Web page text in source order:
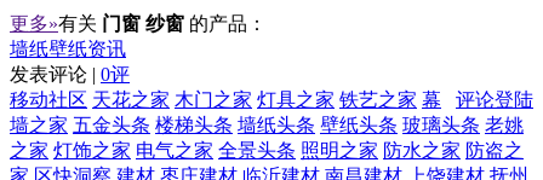
更多»有关 门窗 纱窗 的产品：
墙纸壁纸资讯
发表评论 | 0评
评论登陆
移动社区 天花之家 木门之家 灯具之家 铁艺之家 幕
墙之家 五金头条 楼梯头条 墙纸头条 壁纸头条 玻璃头条 老姚
之家 灯饰之家 电气之家 全景头条 照明之家 防水之家 防盗之
家 区快洞察 建材 枣庄建材 临沂建材 南昌建材 上饶建材 抚州